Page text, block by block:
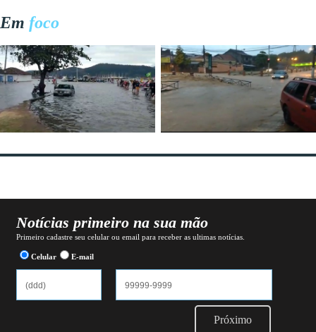
Em foco
Notícias primeiro na sua mão
Primeiro cadastre seu celular ou email para receber as ultimas notícias.
Celular E-mail
Próximo